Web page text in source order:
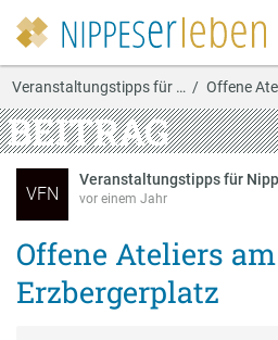
Veranstaltungstipps für … Offene
BEITRAG
VFN
Veranstaltungstipps für
vor einem Jahr
Offene Ateliers am
Erzbergerplatz